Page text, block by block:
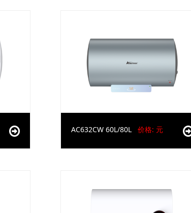
AC632CW 60L/80L 价格: 元